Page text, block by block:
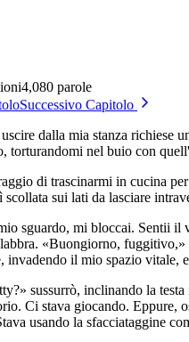
4,080 parole
Successivo Capitolo
dalla mia stanza richiese
torturandomi nel buio con
di trascinarmi in cucina
scollata sui lati da lasciare
sguardo, mi bloccai. Sentii il
«Buongiorno,
invadendo il mio spazio vitale,
sussurrò, inclinando la
Ci stava giocando. Eppure,
usando la sfacciataggine